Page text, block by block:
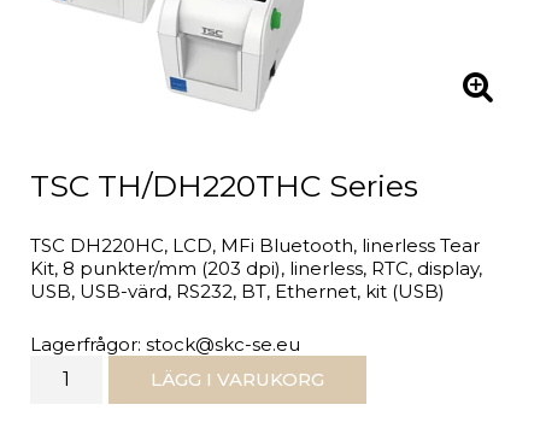
TSC TH/DH220THC Series
TSC DH220HC, LCD, MFi Bluetooth, linerless Tear
Kit, 8 punkter/mm (203 dpi), linerless, RTC, display,
USB, USB-värd, RS232, BT, Ethernet, kit (USB)
Lagerfrågor: stock@skc-se.eu
LÄGG I VARUKORG